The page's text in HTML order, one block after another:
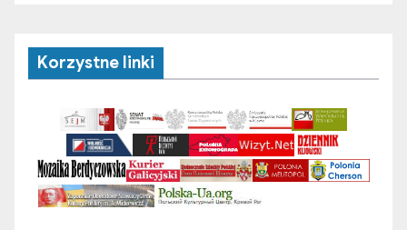
Korzystne linki